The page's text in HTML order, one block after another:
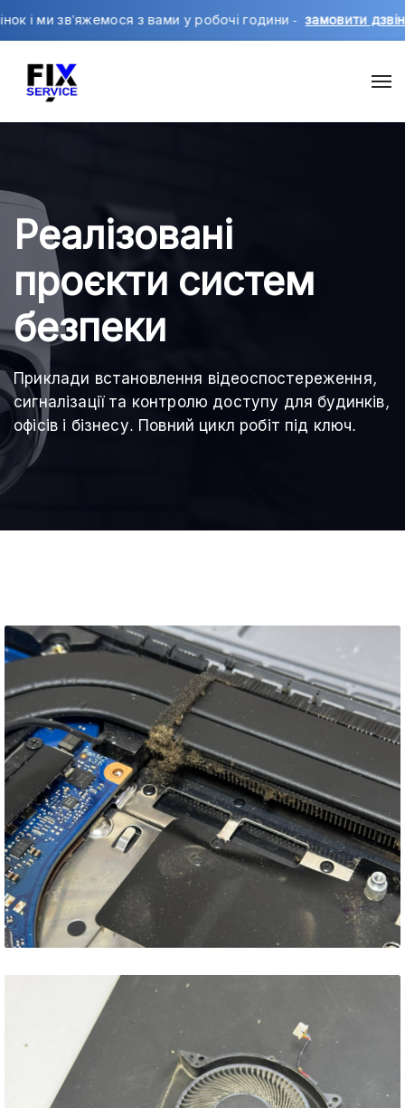
з вами у робочі години - замовити дзвінок,
Реалізовані
проєкти систем
безпеки
Приклади встановлення відеоспостереження,
сигналізації та контролю доступу для будинків,
офісів і бізнесу. Повний цикл робіт під ключ.
HP Pavilion Gaming 15 –
перегрів та зависання
Lenovo Legion 5 17ITH6 –
мінус 23°C та 27°C після